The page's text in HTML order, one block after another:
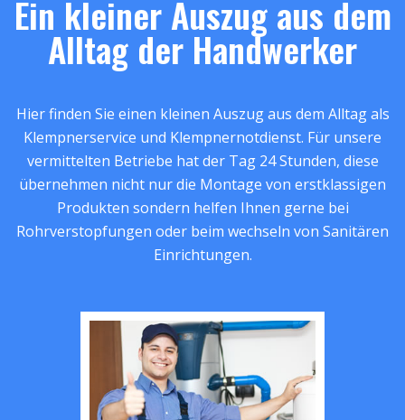
Ein kleiner Auszug aus dem
Alltag der Handwerker
Hier finden Sie einen kleinen Auszug aus dem Alltag als
Klempnerservice und Klempnernotdienst. Für unsere
vermittelten Betriebe hat der Tag 24 Stunden, diese
übernehmen nicht nur die Montage von erstklassigen
Produkten sondern helfen Ihnen gerne bei
Rohrverstopfungen oder beim wechseln von Sanitären
Einrichtungen.